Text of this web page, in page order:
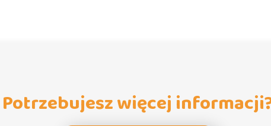
Potrzebujesz więcej